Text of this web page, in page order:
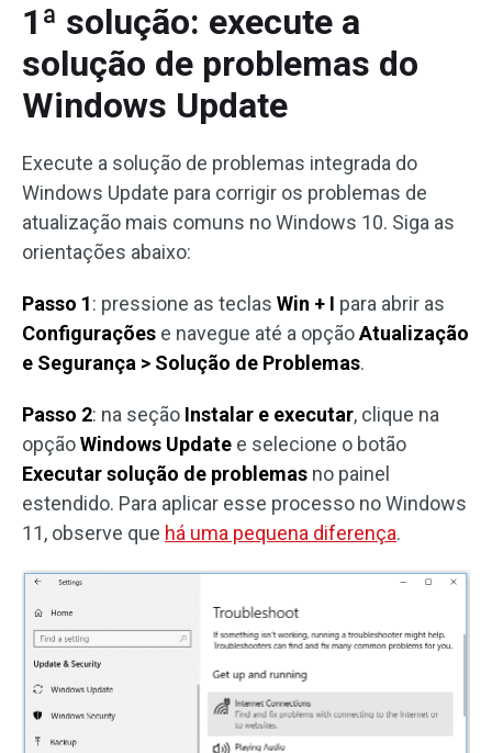
1ª solução: execute a
solução de problemas do
Windows Update
Execute a solução de problemas integrada do
Windows Update para corrigir os problemas de
atualização mais comuns no Windows 10. Siga as
orientações abaixo:
Passo 1: pressione as teclas Win + I para abrir as
Configurações e navegue até a opçãoAtualização
e Segurança > Solução de Problemas.
Passo 2: na seção Instalar e executar, clique na
opçãoWindows Update e selecione o botão
Executar solução de problemas no painel
estendido. Para aplicar esse processo no Windows
11, observe que há uma pequena diferença.